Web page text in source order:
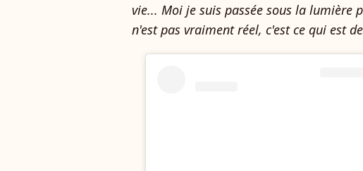
vie... Moi je suis passée sous la lumière
n'est pas vraiment réel, c'est ce qui est